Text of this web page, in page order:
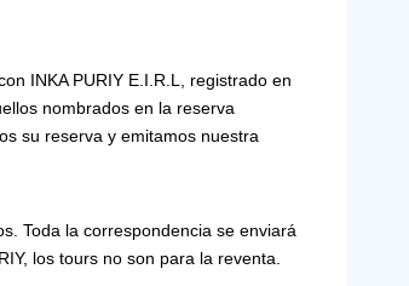
INKA PURIY E.I.R.L, registrado en
nombrados en la reserva
su reserva y emitamos nuestra
Toda la correspondencia se enviará
los tours no son para la reventa.